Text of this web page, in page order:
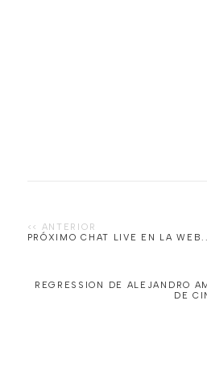
PRÓXIMO CHAT LIVE EN LA
REGRESSION DE ALEJANDRO
DE